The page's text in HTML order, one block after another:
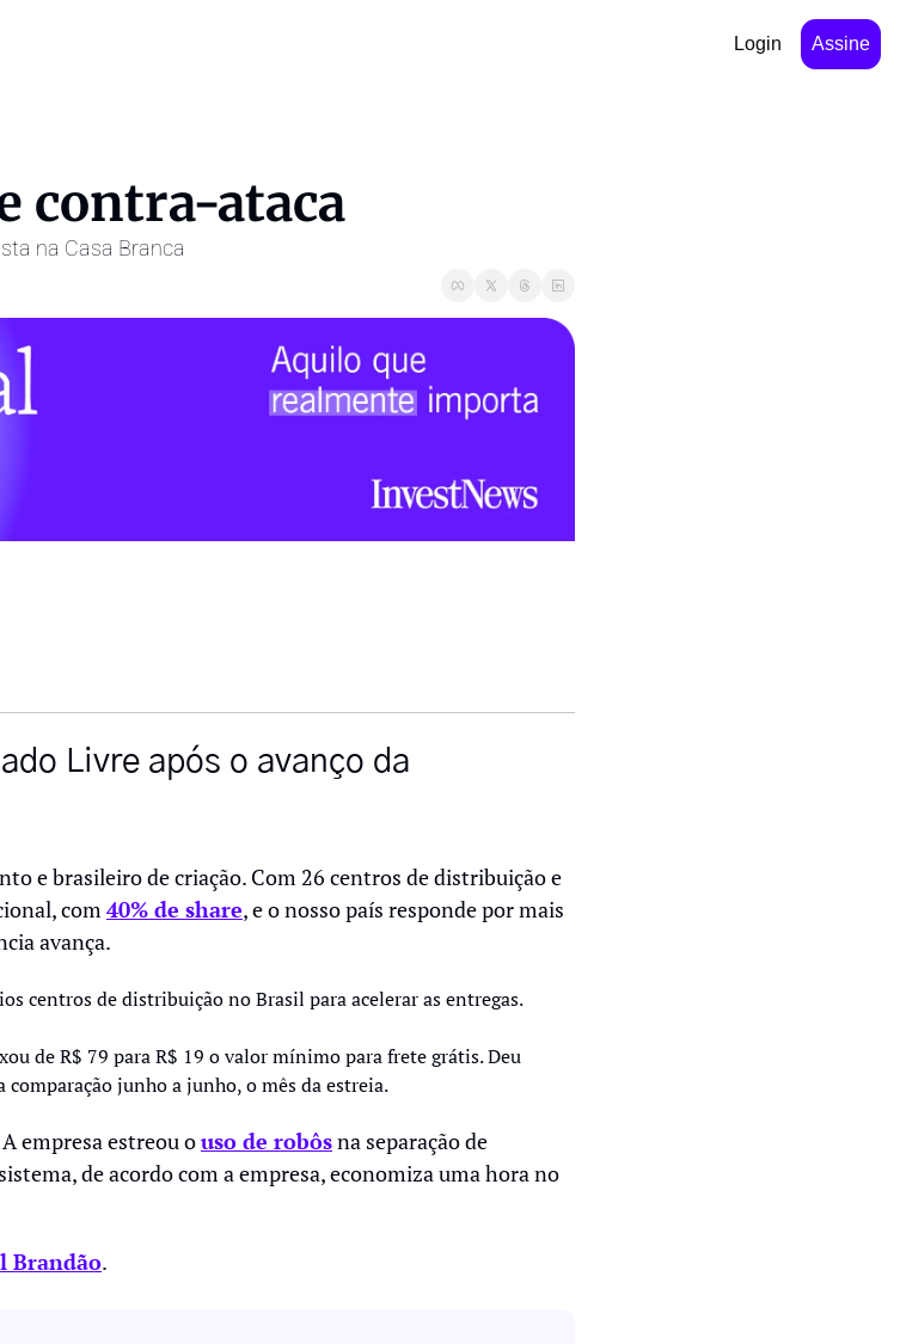
Login Assine
contra-ataca
na Casa Branca
Livre após o avanço da
e brasileiro de criação. Com 26 centros de distribuição e
com 40% de share, e o nosso país responde por mais
avança.
centros de distribuição no Brasil para acelerar as entregas.
de R$ 79 para R$ 19 o valor mínimo para frete grátis. Deu
comparação junho a junho, o mês da estreia.
empresa estreou o uso de robôs na separação de
de acordo com a empresa, economiza uma hora no
Brandão.